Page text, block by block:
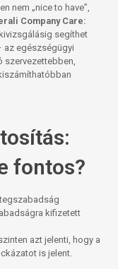
nem „nice to have”,
Company Care:
segíthet
az egészségügyi
szervezettebben,
fontos?
kifizetett
azt jelenti, hogy a
is jelent.